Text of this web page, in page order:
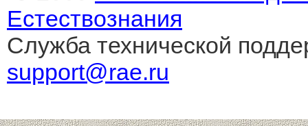
Естествознания
Служба технической
support@rae.ru